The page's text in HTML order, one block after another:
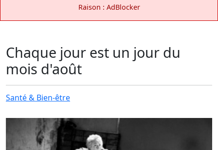
Raison : AdBlocker
Chaque jour est un jour du
mois d'août
Santé & Bien-être